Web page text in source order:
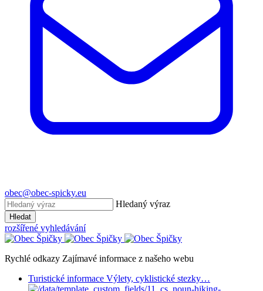
obec@obec-spicky.eu
Hledaný výraz
Hledat
rozšířené vyhledávání
Rychlé odkazy Zajímavé informace z našeho webu
Turistické informace Výlety, cyklistické stezky…